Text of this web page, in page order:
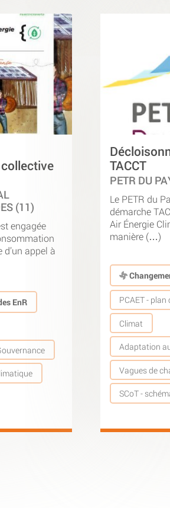
(11)
engagée
appel à
EnR
TACCT
PETR DU
Le PETR du
démarche
Air Énergie
manière (…)
PCAET -
Climat
Adaptation
Vagues de
SCoT -